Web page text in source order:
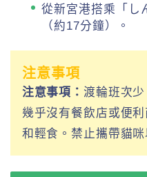
從新宮港搭乘「し
（約17分鐘）。
注意事項
注意事項： 渡輪班次
幾乎沒有餐飲店或便
和輕食。禁止攜帶貓咪